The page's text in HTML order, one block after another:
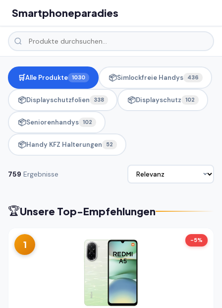
Smartphoneparadies
🛒Alle Produkte 1030 📦Simlockfreie Handys 436
📦Displayschutzfolien 338 📦Displayschutz 102
📦Seniorenhandys 102
📦Handy KFZ Halterungen 52
759 Ergebnisse
🏆Unsere Top-Empfehlungen
1 -5%